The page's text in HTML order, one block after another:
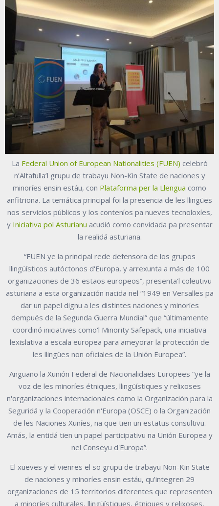
La Federal Union of European Nationalities (FUEN) celebró
n’Altafulla’l grupu de trabayu Non-Kin State de naciones y
minoríes ensin estáu, con Plataforma per la Llengua como
anfitriona. La temática principal foi la presencia de les llingües
nos servicios públicos y los conteníos pa nueves tecnoloxíes,
y Iniciativa pol Asturianu acudió como convidada pa presentar
la realidá asturiana.
“FUEN ye la principal rede defensora de los grupos
llingüísticos autóctonos d'Europa, y arrexunta a más de 100
organizaciones de 36 estaos europeos”, presenta’l coleutivu
asturiana a esta organización nacida nel “1949 en Versalles pa
dar un papel dignu a les distintes naciones y minoríes
dempués de la Segunda Guerra Mundial” que “últimamente
coordinó iniciatives como'l Minority Safepack, una iniciativa
lexislativa a escala europea para ameyorar la protección de
les llingües non oficiales de la Unión Europea”.
Anguaño la Xunión Federal de Nacionalidaes Europees “ye la
voz de les minoríes étniques, llingüístiques y relixoses
n'organizaciones internacionales como la Organización para la
Seguridá y la Cooperación n'Europa (OSCE) o la Organización
de les Naciones Xuníes, na que tien un estatus consultivu.
Amás, la entidá tien un papel participativu na Unión Europea y
nel Conseyu d'Europa”.
El xueves y el vienres el so grupu de trabayu Non-Kin State
de naciones y minoríes ensin estáu, qu’integren 29
organizaciones de 15 territorios diferentes que representen
a minoríes culturales, llingüístiques, étniques y relixoses,